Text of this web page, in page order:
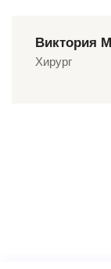
Виктория
Хирург